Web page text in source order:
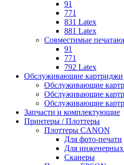
91
771
831 Latex
881 Latex
Совместимые
91
771
792 Latex
Обслуживающие картриджи
Обслуживающие
Обслуживающие
Обслуживающие
Запчасти и комплектующие
Принтеры / Плоттеры
Плоттеры CANON
Для фото-печати
Для инженерных
Сканеры